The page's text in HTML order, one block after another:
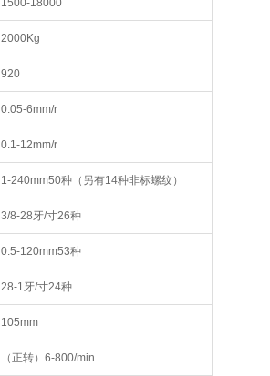
1500-18000
2000Kg
920
0.05-6mm/r
0.1-12mm/r
1-240mm50种（另有14种非标螺纹）
3/8-28牙/寸26种
0.5-120mm53种
28-1牙/寸24种
105mm
（正转）6-800/min